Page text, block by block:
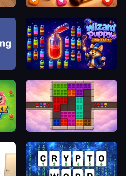
Tap Gallery
Wizard Puppy: Magic Sort
Color Cube Puzzle